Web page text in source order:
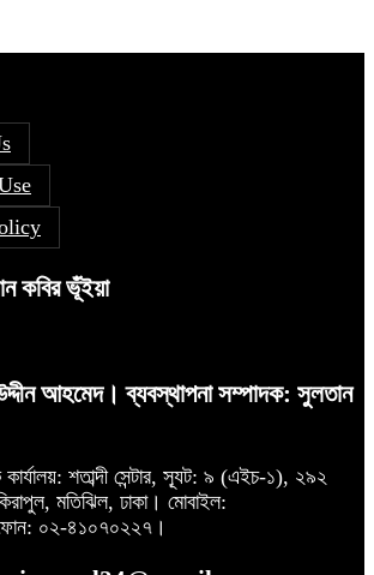
কবির ভূঁইয়া
আহমেদ। ব্যবস্থাপনা সম্পাদক: সুলতান
শতাব্দী সেন্টার, স্যূট: ৯ (এইচ-১), ২৯২
মতিঝিল, ঢাকা। মোবাইল:
০২-৪১০৭০২২৭।